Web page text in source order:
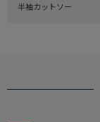
半袖カットソー